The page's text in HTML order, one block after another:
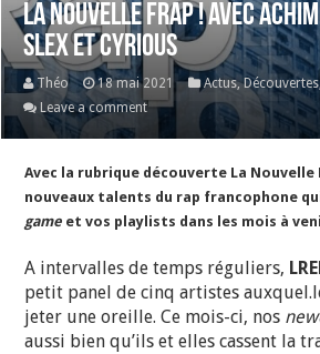
La Nouvelle FRap ! avec
SLEX et Cyrious
Théo 18 mai 2021 Actus,Découvertes,
Leave a comment
Avec la rubrique découverte La Nouvelle
nouveaux talents du rap francophone
game et vos playlists dans les mois à
A intervalles de temps réguliers,
petit panel de cinq artistes
jeter une oreille. Ce mois-ci, nos
aussi bien qu’ils et elles cassent la